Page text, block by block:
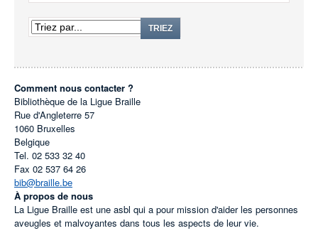
TRIEZ
Comment nous contacter ?
Bibliothèque de la Ligue Braille
Rue d'Angleterre 57
1060 Bruxelles
Belgique
Tel. 02 533 32 40
Fax 02 537 64 26
bib@braille.be
À propos de nous
La Ligue Braille est une asbl qui a pour mission d'aider les personnes
aveugles et malvoyantes dans tous les aspects de leur vie.